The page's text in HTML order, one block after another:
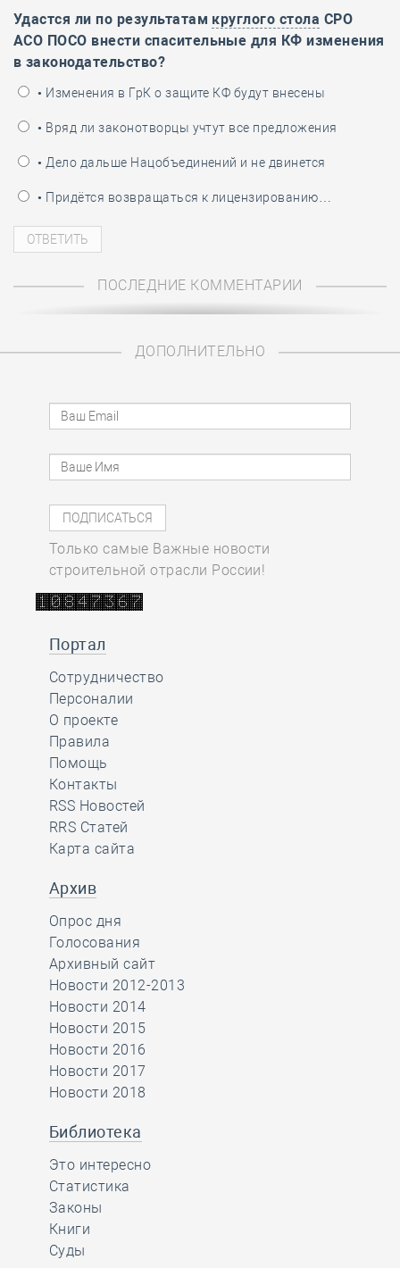
Удастся ли по результатам круглого стола СРО
АСО ПОСО внести спасительные для КФ изменения
в законодательство?
• Изменения в ГрК о защите КФ будут внесены
• Вряд ли законотворцы учтут все предложения
• Дело дальше Нацобъединений и не двинется
• Придётся возвращаться к лицензированию…
ПОСЛЕДНИЕ КОММЕНТАРИИ
ДОПОЛНИТЕЛЬНО
Только самые Важные новости
строительной отрасли России!
Портал
Сотрудничество
Персоналии
О проекте
Правила
Помощь
Контакты
RSS Новостей
RRS Статей
Карта сайта
Архив
Опрос дня
Голосования
Архивный сайт
Новости 2012-2013
Новости 2014
Новости 2015
Новости 2016
Новости 2017
Новости 2018
Библиотека
Это интересно
Статистика
Законы
Книги
Суды